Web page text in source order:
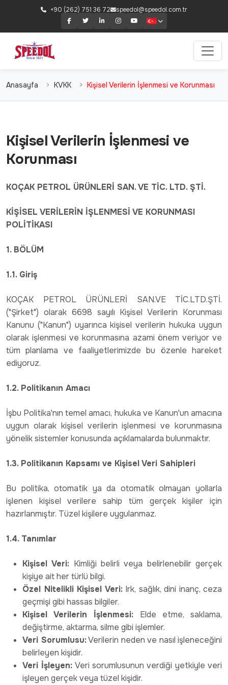
+90 (262) 751 36 72 speedol@speedol.com.tr
Anasayfa KVKK Kişisel Verilerin İşlenmesi ve Korunması
Kişisel Verilerin İşlenmesi ve
Korunması
KOÇAK PETROL ÜRÜNLERİ SAN. VE TİC. LTD. ŞTİ.
KİŞİSEL VERİLERİN İŞLENMESİ VE KORUNMASI
POLİTİKASI
1. BÖLÜM
1.1. Giriş
KOÇAK PETROL ÜRÜNLERİ SAN.VE TİC.LTD.ŞTİ.
("Şirket") olarak 6698 sayılı Kişisel Verilerin Korunması
Kanunu ("Kanun") uyarınca kişisel verilerin hukuka uygun
olarak işlenmesi ve korunmasına azami önem veriyor ve
tüm planlama ve faaliyetlerimizde bu özenle hareket
ediyoruz.
1.2. Politikanın Amacı
İşbu Politika'nın temel amacı, hukuka ve Kanun'un amacına
uygun olarak kişisel verilerin işlenmesi ve korunmasına
yönelik sistemler konusunda açıklamalarda bulunmaktır.
1.3. Politikanın Kapsamı ve Kişisel Veri Sahipleri
Bu politika, otomatik ya da otomatik olmayan yollarla
işlenen kişisel verilere sahip tüm gerçek kişiler için
hazırlanmıştır. Tüzel kişilere uygulanmaz.
1.4. Tanımlar
Kişisel Veri: Kimliği belirli veya belirlenebilir gerçek
kişiye ait her türlü bilgi.
Özel Nitelikli Kişisel Veri:Irk, sağlık, dini inanç, ceza
geçmişi gibi hassas bilgiler.
Kişisel Verilerin İşlenmesi: Elde etme, saklama,
değiştirme, aktarma, silme gibi işlemler.
Veri Sorumlusu:Verilerin neden ve nasıl işleneceğini
belirleyen kişidir.
Veri İşleyen: Veri sorumlusunun verdiği yetkiyle veri
işleyen gerçek veya tüzel kişidir.